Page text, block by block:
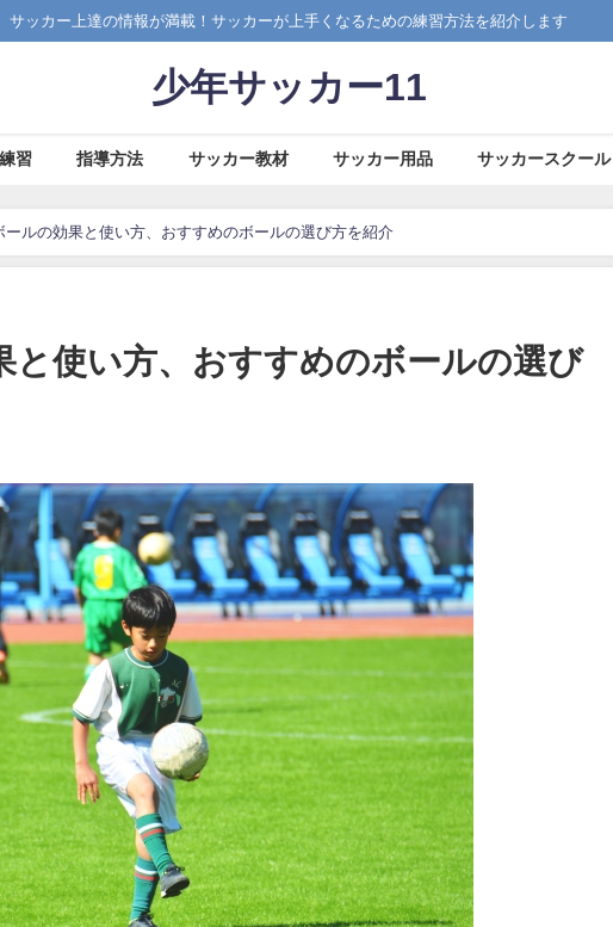
サッカー上達の情報が満載！サッカーが上手くなるための練習方法を紹介します
少年サッカー11
習 指導方法 サッカー教材 サッカー用品 サッカースクール
ールの効果と使い方、おすすめのボールの選び方を紹介
と使い方、おすすめのボールの選び